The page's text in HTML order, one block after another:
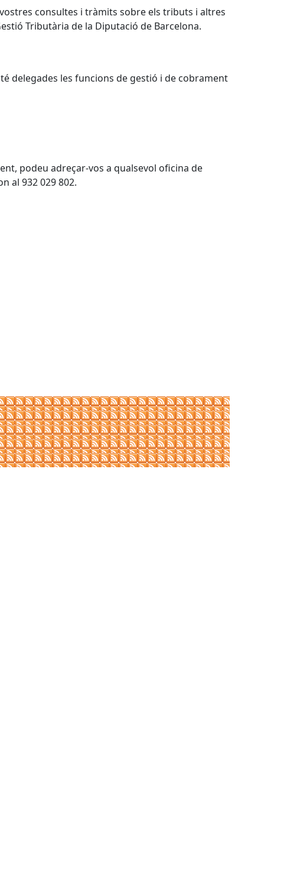
consultes i tràmits sobre els tributs i altres
Tributària de la Diputació de Barcelona.
delegades les funcions de gestió i de cobrament
podeu adreçar-vos a qualsevol oficina de
al 932 029 802.